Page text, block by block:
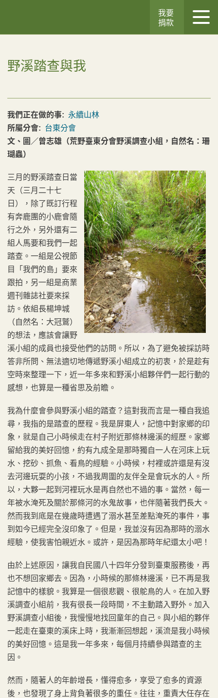
我要
捐款
野溪踏查與我
我們正在做的事: 永續山林
所屬分會: 台東分會
文、圖／曾志雄（荒野臺東分會野溪調查小組，自然名：珊
瑚蟲）
三月的野溪踏查日當
天（三月二十七
日），除了既訂行程
有奔鹿團的小鹿會隨
行之外，另外還有二
組人馬要和我們一起
踏查。一組是公視節
目「我們的島」要來
跟拍，另一組是商業
週刊雜誌社要來採
訪。依組長楊坤城
（自然名：大冠鷲）
的想法，應該會讓野
溪小組的成員也接受他們的訪問。所以，為了避免被採訪時
答非所問、無法適切地傳遞野溪小組成立的初衷，於是趁有
空時來整理一下，近一年多來和野溪小組夥伴們一起行動的
感想，也算是一種省思及前瞻。
我為什麼會參與野溪小組的踏查？這對我而言是一種自我追
尋，我指的是踏查的歷程。我是屏東人，記憶中對家鄉的印
象，就是自己小時候走在村子附近那條林邊溪的經歷。家鄉
留給我的美好回憶，約有九成全是那時獨自一人在河床上玩
水、挖砂、抓魚、看鳥的經驗。小時候，村裡或許還是有沒
去河邊玩耍的小孩，不過我周圍的友伴全是會玩水的人。所
以，大夥一起到河裡玩水是再自然也不過的事。當然，每一
年被水淹死及關於那條河的水鬼故事，也伴隨著我們長大。
然而我到底是在幾歲時遭遇了溺水甚至差點淹死的事件，事
到如今已經完全沒印象了。但是，我並沒有因為那時的溺水
經驗，使我害怕親近水。或許，是因為那時年紀還太小吧！
由於上述原因，讓我自民國八十四年分發到臺東服務後，再
也不想回家鄉去。因為，小時候的那條林邊溪，已不再是我
記憶中的樣貌。我算是一個很悲觀、很鴕鳥的人。在加入野
溪調查小組前，我有很長一段時間，不主動踏入野外。加入
野溪調查小組後，我慢慢地找回童年的自己。與小組的夥伴
一起走在臺東的溪床上時，我漸漸回想起，溪流是我小時候
的美好回憶。這是我一年多來，每個月持續參與踏查的主
因。
然而，隨著人的年齡增長，懂得愈多，享受了愈多的資源
後，也發現了身上背負著很多的重任。往往，重責大任存在